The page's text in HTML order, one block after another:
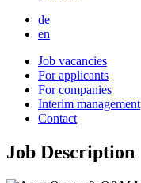
de
en
Job vacancies
For applicants
For companies
Interim management
Contact
Job Description